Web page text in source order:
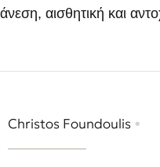
άνεση, αισθητική και
Christos Foundoulis •